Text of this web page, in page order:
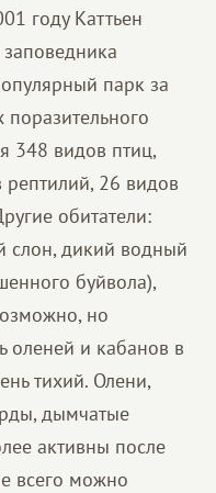
году Каттьен
парк за
348 видов птиц,
26 видов
обитатели:
слон, дикий водный
буйвола),
но
оленей и кабанов в
тихий. Олени,
дымчатые
активны после
всего можно